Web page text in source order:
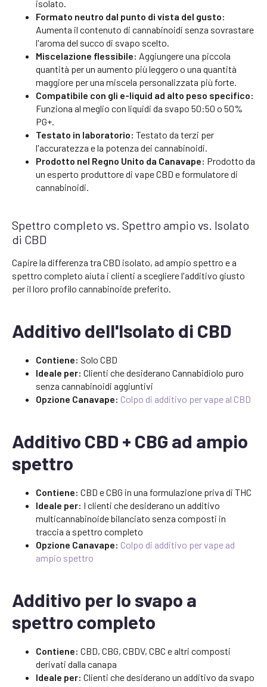
isolato.
Formato neutro dal punto di vista del gusto:
Aumenta il contenuto di cannabinoidi senza sovrastare
l'aroma del succo di svapo scelto.
Miscelazione flessibile: Aggiungere una piccola
quantità per un aumento più leggero o una quantità
maggiore per una miscela personalizzata più forte.
Compatibile con gli e-liquid ad alto peso specifico:
Funziona al meglio con liquidi da svapo 50:50 o 50%
PG+.
Testato in laboratorio: Testato da terzi per
l'accuratezza e la potenza dei cannabinoidi.
Prodotto nel Regno Unito da Canavape: Prodotto da
un esperto produttore di vape CBD e formulatore di
cannabinoidi.
Spettro completo vs. Spettro ampio vs. Isolato
di CBD
Capire la differenza tra CBD isolato, ad ampio spettro e a
spettro completo aiuta i clienti a scegliere l'additivo giusto
per il loro profilo cannabinoide preferito.
Additivo dell'Isolato di CBD
Contiene: Solo CBD
Ideale per: Clienti che desiderano Cannabidiolo puro
senza cannabinoidi aggiuntivi
Opzione Canavape: Colpo di additivo per vape al CBD
Additivo CBD + CBG ad ampio
spettro
Contiene: CBD e CBG in una formulazione priva di THC
Ideale per: I clienti che desiderano un additivo
multicannabinoide bilanciato senza composti in
traccia a spettro completo
Opzione Canavape: Colpo di additivo per vape ad
ampio spettro
Additivo per lo svapo a
spettro completo
Contiene: CBD, CBG, CBDV, CBC e altri composti
derivati dalla canapa
Ideale per: Clienti che desiderano un additivo da svapo